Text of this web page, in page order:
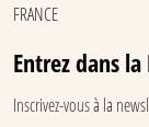
FRANCE
Entrez dans la
Inscrivez-vous à la